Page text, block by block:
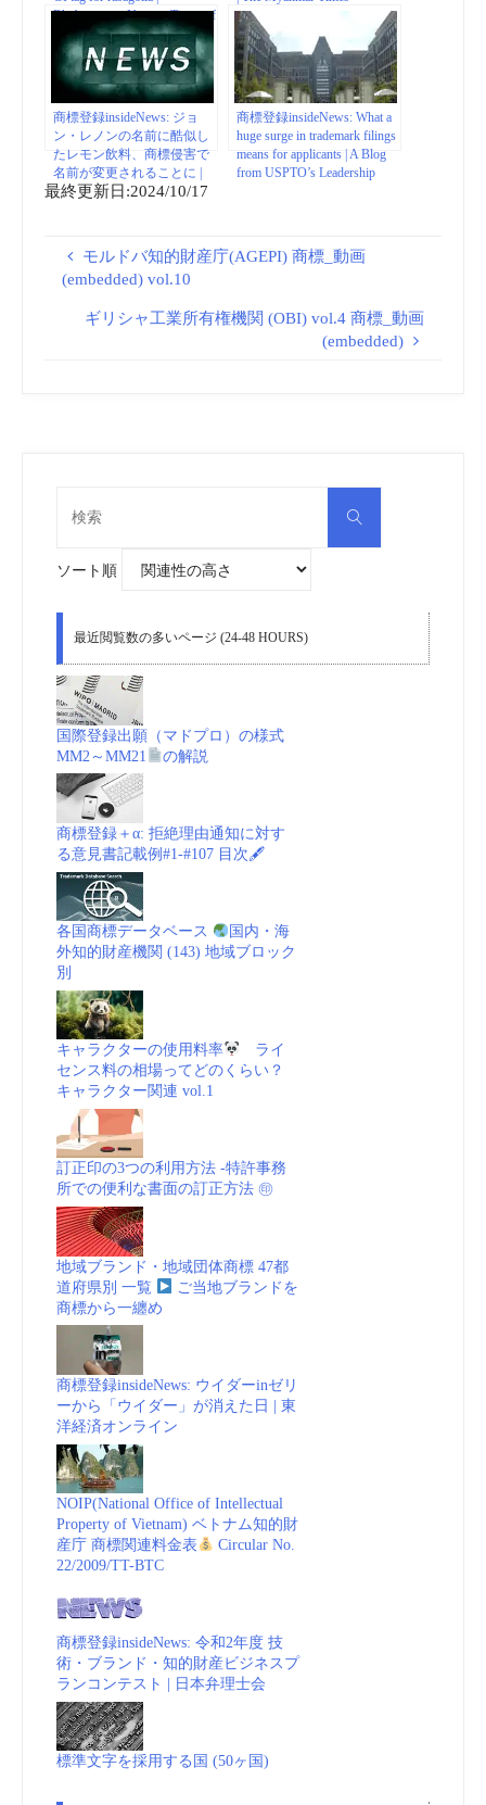
Bhubaneswar News – Times of
India
商標登録insideNews: ジョ
ン・レノンの名前に酷似し
たレモン飲料、商標侵害で
名前が変更されることに |
NME Japan
商標登録insideNews: What a
huge surge in trademark filings
means for applicants | A Blog
from USPTO’s Leadership
最終更新日:2024/10/17
モルドバ知的財産庁(AGEPI) 商標_動画
(embedded) vol.10
ギリシャ工業所有権機関 (OBI) vol.4 商標_動画
(embedded)
検
ソート順
最近閲覧数の多いページ (24-48 HOURS)
国際登録出願（マドプロ）の様式
MM2～MM21
の解説
商標登録＋α: 拒絶理由通知に対す
る意見書記載例#1-#107 目次🖋
各国商標データベース
国内・海
外知的財産機関 (143) 地域ブロック
別
キャラクターの使用料率
ライ
センス料の相場ってどのくらい？
キャラクター関連 vol.1
訂正印の3つの利用方法 -特許事務
所での便利な書面の訂正方法 ㊞
地域ブランド・地域団体商標 47都
道府県別 一覧
ご当地ブランドを
商標から一纏め
商標登録insideNews: ウイダーinゼリ
ーから「ウイダー」が消えた日 | 東
洋経済オンライン
NOIP(National Office of Intellectual
Property of Vietnam) ベトナム知的財
産庁 商標関連料金表
Circular No.
22/2009/TT-BTC
商標登録insideNews: 令和2年度 技
術・ブランド・知的財産ビジネスプ
ランコンテスト | 日本弁理士会
標準文字を採用する国 (50ヶ国)